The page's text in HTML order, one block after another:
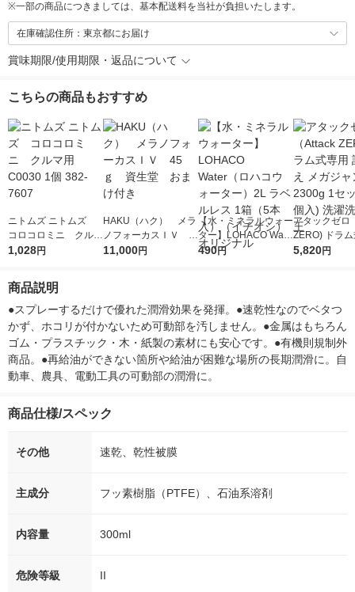
※一部の商品につきましては、基本配送料を当社が負担いたします。
在庫確認住所：東京都にお届け
賞味期限/使用期限・返品について
こちらの商品もおすすめ
ニトムズ ニトムズ
コロコロミニ クルマ
用 C0030 1個 382-76
1,028円
HAKU（ハク） メラ
ノフォーカスＩＶ 4
5ｇ 資生堂 おまけ
11,000円
【水・ミネラルウォー
ター】LOHACO Wate
r（ロハコウォータ
490円
アタックゼロ
ZERO) ドラ
詰め替え メガ
5,820円
商品説明
●スプレーするだけで優れた潤滑効果を発揮。●速乾性なのでベタつ
かず、ホコリが付かないため可動部を汚しません。●金属はもちろん
ゴム・プラスチック・木・紙製の素材にも安心です。●有機則規制外
商品。●再給油ができない箇所や給油が困難な場所の長期潤滑に。自
動車、農具、電動工具の可動部の潤滑に。
商品仕様/スペック
その他 速乾、乾性被膜
主成分 フッ素樹脂（PTFE）、石油系溶剤
内容量 300ml
危険等級 II